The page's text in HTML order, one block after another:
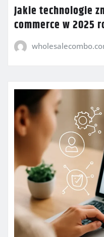
Jakie technologie
commerce w 2025